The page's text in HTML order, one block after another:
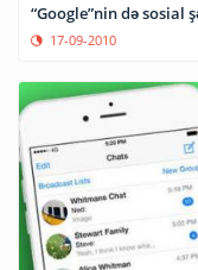
“Google”nin də sosial
17-09-2010